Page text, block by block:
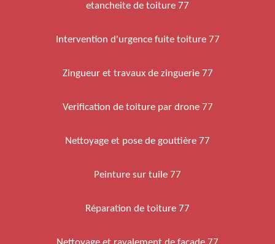
etancheite de toiture 77
Intervention d'urgence fuite toiture 77
Zingueur et travaux de zinguerie 77
Verification de toiture par drone 77
Nettoyage et pose de gouttière 77
Peinture sur tuile 77
Réparation de toiture 77